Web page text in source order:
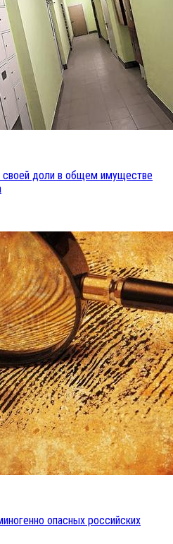
своей доли в общем имуществе
опасных российских